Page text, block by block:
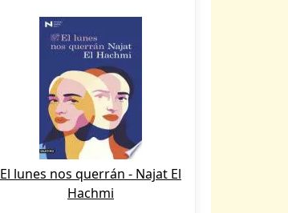
El lunes nos querrán - Najat El
Hachmi